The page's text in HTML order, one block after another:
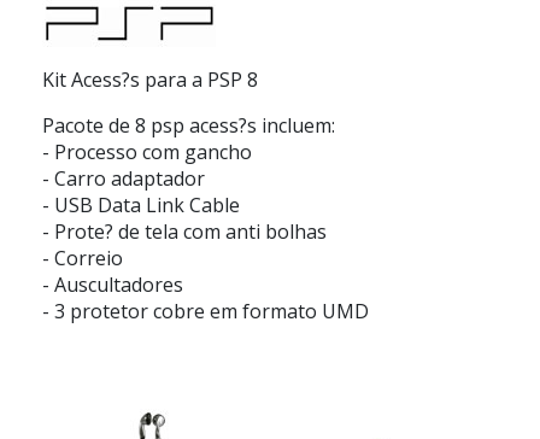
Kit Acess?s para a PSP 8
Pacote de 8 psp acess?s incluem:
- Processo com gancho
- Carro adaptador
- USB Data Link Cable
- Prote? de tela com anti bolhas
- Correio
- Auscultadores
- 3 protetor cobre em formato UMD